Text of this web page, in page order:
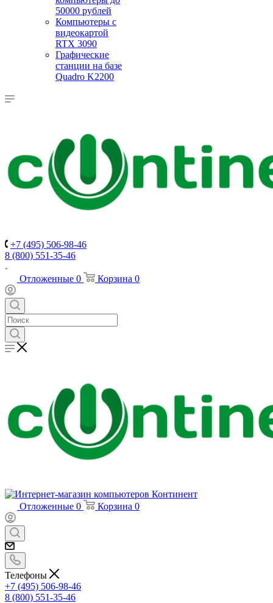
50000 рублей
Компьютеры с
видеокартой
RTX 3090
Графические
станции на базе
Quadro K2200
+7 (495) 506-98-46
8 (800) 551-35-46
Отложенные 0 Корзина 0
Отложенные 0 Корзина 0
Телефоны
+7 (495) 506-98-46
8 (800) 551-35-46